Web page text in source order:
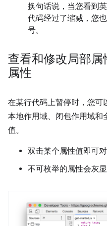
换句话说，当您看到
代码经过了缩减，您
号。
查看和修改局部
属性
在某行代码上暂停时，您可
本地作用域、闭包作用域和
值。
双击某个属性值即可对
不可枚举的属性会灰显